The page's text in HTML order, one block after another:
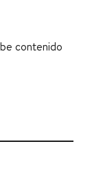
contenido